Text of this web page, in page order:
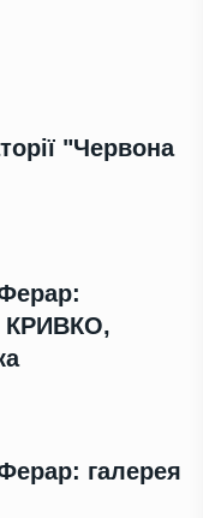
"Червона
КРИВКО,
галерея